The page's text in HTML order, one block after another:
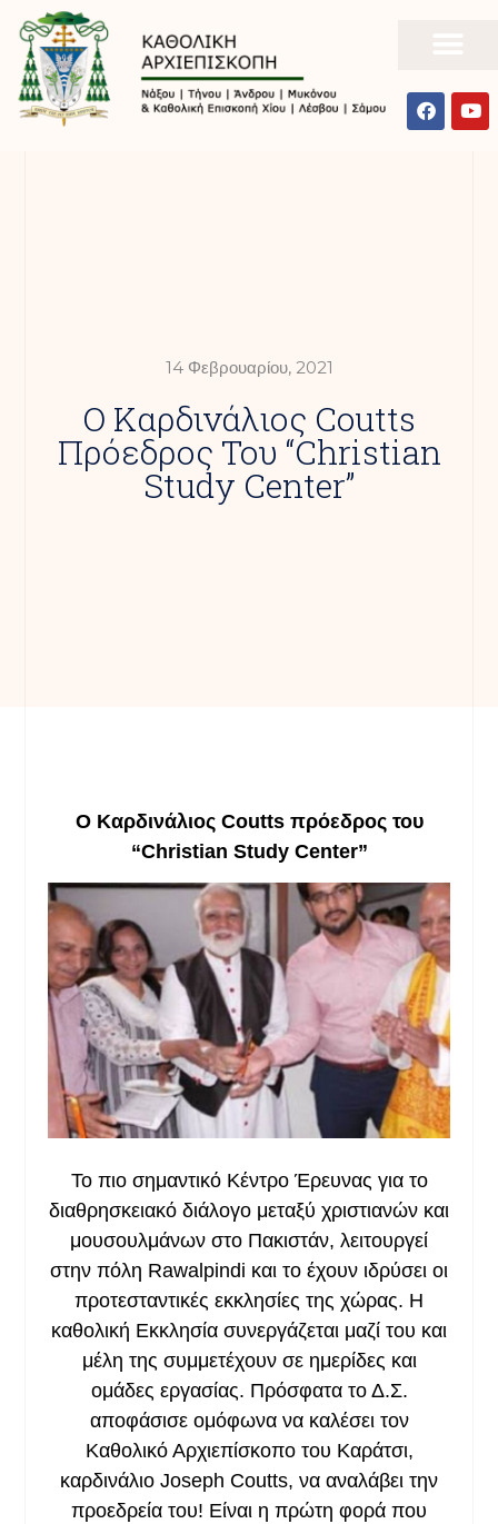
14 Φεβρουαρίου, 2021
Ο Καρδινάλιος Coutts
Πρόεδρος Του “Christian
Study Center”
Ο Καρδινάλιος Coutts πρόεδροςτου
“Christian Study Center”
Το πιο σημαντικό Κέντρο Έρευνας για το
διαθρησκειακό διάλογο μεταξύ χριστιανών και
μουσουλμάνων στο Πακιστάν, λειτουργεί
στην πόλη Rawalpindi και το έχουν ιδρύσει οι
προτεσταντικές εκκλησίες της χώρας. Η
καθολική Εκκλησία συνεργάζεται μαζί του και
μέλη της συμμετέχουν σε ημερίδες και
ομάδες εργασίας. Πρόσφατα το Δ.Σ.
αποφάσισε ομόφωνα να καλέσει τον
Καθολικό Αρχιεπίσκοπο του Καράτσι,
καρδινάλιο Joseph Coutts, να αναλάβει την
προεδρεία του! Είναι η πρώτη φορά που